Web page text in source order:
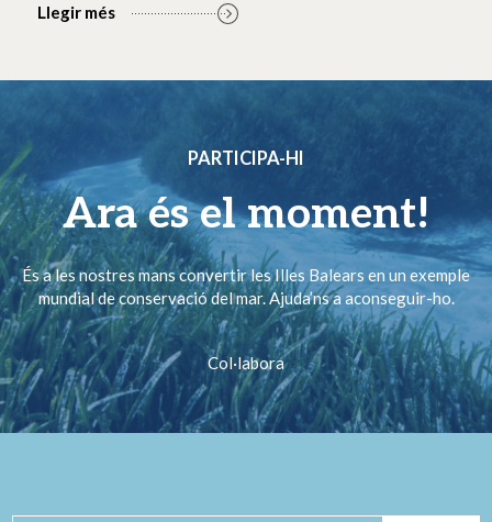
Llegir més
PARTICIPA-HI
Ara és el moment!
És a les nostres mans convertir les Illes Balears en un exemple
mundial de conservació del mar. Ajuda’ns a aconseguir-ho.
Col·labora